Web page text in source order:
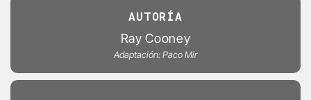
AUTORÍA
Ray Cooney
Adaptación: Paco Mir